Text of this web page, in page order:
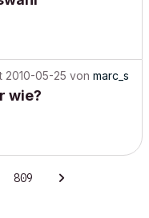
2010-05-25 von marc_s
wie?
809